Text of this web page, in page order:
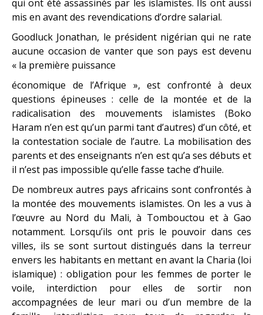
qui ont été assassinés par les islamistes. Ils ont aussi
mis en avant des revendications d’ordre salarial.
Goodluck Jonathan, le président nigérian qui ne rate
aucune occasion de vanter que son pays est devenu
« la première puissance
économique de l’Afrique », est confronté à deux
questions épineuses : celle de la montée et de la
radicalisation des mouvements islamistes (Boko
Haram n’en est qu’un parmi tant d’autres) d’un côté, et
la contestation sociale de l’autre. La mobilisation des
parents et des enseignants n’en est qu’a ses débuts et
il n’est pas impossible qu’elle fasse tache d’huile.
De nombreux autres pays africains sont confrontés à
la montée des mouvements islamistes. On les a vus à
l’œuvre au Nord du Mali, à Tombouctou et à Gao
notamment. Lorsqu’ils ont pris le pouvoir dans ces
villes, ils se sont surtout distingués dans la terreur
envers les habitants en mettant en avant la Charia (loi
islamique) : obligation pour les femmes de porter le
voile, interdiction pour elles de sortir non
accompagnées de leur mari ou d’un membre de la